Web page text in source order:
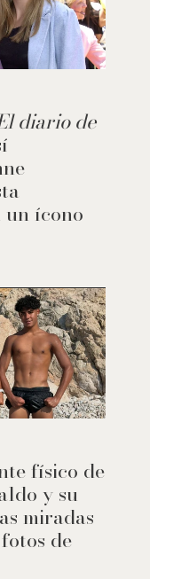
diario de
ícono
físico de
y su
miradas
de